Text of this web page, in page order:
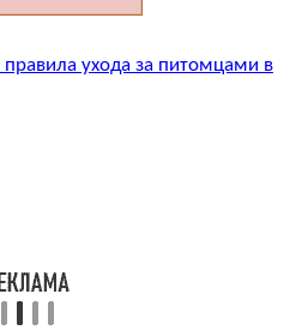
ухода за питомцами в